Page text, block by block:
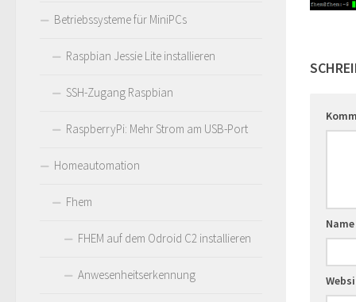
Name
Betriebssysteme für MiniPCs
Raspbian Jessie Lite installieren
SSH-Zugang Raspbian
RaspberryPi: Mehr Strom am USB-Port
Homeautomation
Fhem
FHEM auf dem Odroid C2 installieren
Anwesenheitserkennung